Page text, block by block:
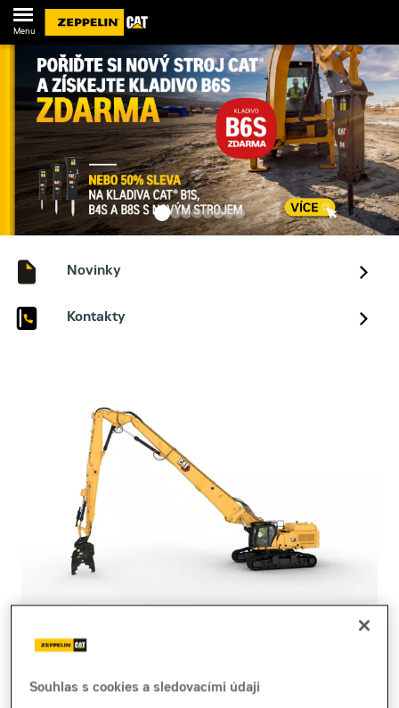
Menu
Novinky
Kontakty
Souhlas s cookies a sledovacími údaji